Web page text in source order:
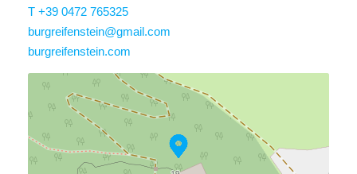
T +39 0472 765325
burgreifenstein@gmail.com
burgreifenstein.com